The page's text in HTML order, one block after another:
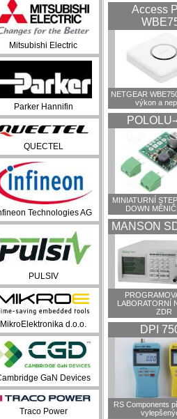
Mitsubishi Electric
Parker Hannifin
QUECTEL
Technologies AG
PULSIV
MikroElektronika d.o.o.
GaN Devices
Traco Power
Access
NETGEAR
výkon a
MINIATURNÍ
DOWN
MANSON
LABORATORNÍ
ZDR
DPI
RS Components